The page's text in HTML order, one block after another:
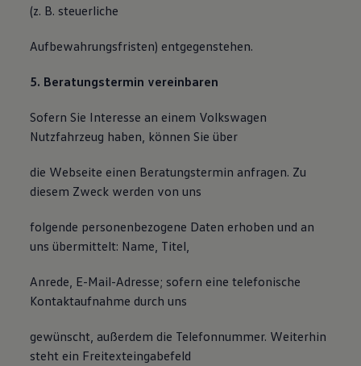
(z. B. steuerliche
Aufbewahrungsfristen) entgegenstehen.
5. Beratungstermin vereinbaren
Sofern Sie Interesse an einem Volkswagen
Nutzfahrzeug haben, können Sie über
die Webseite einen Beratungstermin anfragen. Zu
diesem Zweck werden von uns
folgende personenbezogene Daten erhoben und an
uns übermittelt: Name, Titel,
Anrede, E-Mail-Adresse; sofern eine telefonische
Kontaktaufnahme durch uns
gewünscht, außerdem die Telefonnummer. Weiterhin
steht ein Freitexteingabefeld